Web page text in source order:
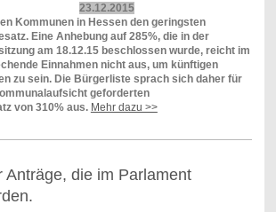
23.12.2015
Kommunen in Hessen den geringsten
Eine Anhebung auf 285%, die in der
am 18.12.15 beschlossen wurde, reicht im
Einnahmen nicht aus, um künftigen
zu sein. Die Bürgerliste sprach sich daher für
geforderten
von 310% aus. Mehr dazu >>
Anträge, die im Parlament